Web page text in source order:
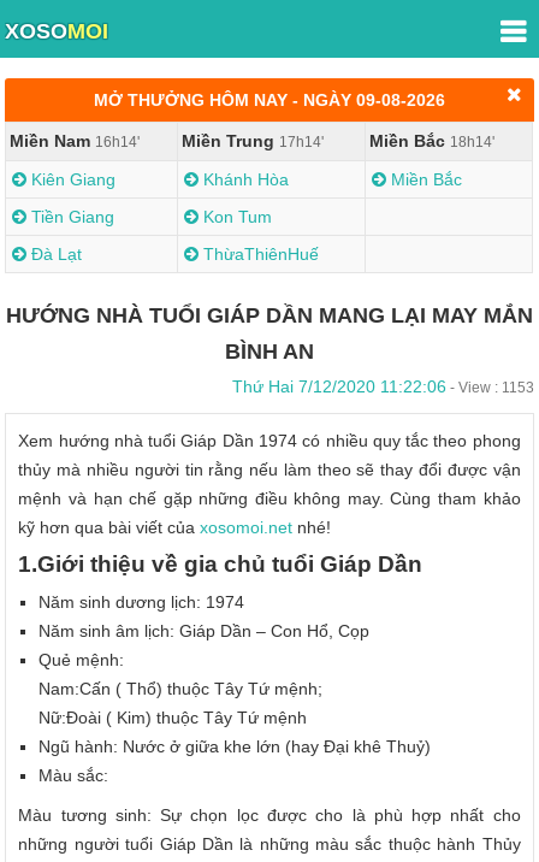
XOSOMOI
MỞ THƯỞNG HÔM NAY - NGÀY 09-08-2026
Miền Nam 16h14' Miền Trung 17h14' Miền Bắc 18h14'
Kiên Giang Khánh Hòa
Miền Bắc
Tiền Giang
Kon Tum
Đà Lạt
ThừaThiênHuế
HƯỚNG NHÀ TUỔI GIÁP DẦN MANG LẠI MAY MẮN
BÌNH AN
Thứ Hai 7/12/2020 11:22:06 - View : 1153
Xem hướng nhà tuổi Giáp Dần 1974 có nhiều quy tắc theo phong
thủy mà nhiều người tin rằng nếu làm theo sẽ thay đổi được vận
mệnh và hạn chế gặp những điều không may. Cùng tham khảo
kỹ hơn qua bài viết củaxosomoi.net nhé!
1.Giới thiệu về gia chủ tuổi Giáp Dần
Năm sinh dương lịch: 1974
Năm sinh âm lịch: Giáp Dần – Con Hổ, Cọp
Quẻ mệnh:
Nam:Cấn ( Thổ) thuộc Tây Tứ mệnh;
Nữ:Đoài ( Kim) thuộc Tây Tứ mệnh
Ngũ hành: Nước ở giữa khe lớn (hay Đại khê Thuỷ)
Màu sắc:
Màu tương sinh: Sự chọn lọc được cho là phù hợp nhất cho
những người tuổi Giáp Dần là những màu sắc thuộc hành Thủy